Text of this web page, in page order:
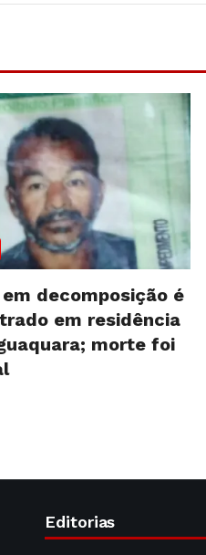
decomposição é
em residência
morte foi
Editorias